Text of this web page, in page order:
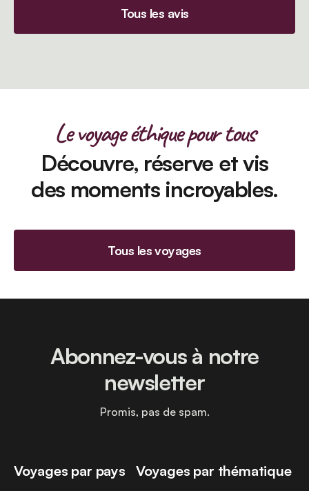
Tous les avis
Le voyage éthique pour tous
Découvre, réserve et vis
des moments incroyables.
Tous les voyages
Voyages par pays Voyages par thématique
Abonnez-vous à notre
newsletter
Promis, pas de spam.